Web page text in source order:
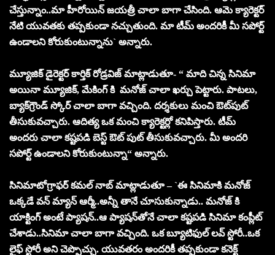
చేస్తున్నాం..మా హీరోయిన్ జ‌య‌త్రీ చాలా బాగా చేసింది. ఆమె క్యారెక్ట‌ర్
నేటి యువ‌త‌కు త‌ప్ప‌కుండా న‌చ్చుతుంది. మా టీమ్ అంద‌రికీ మీ స‌పోర్ట్
ఉండాల‌ని కోరుకుంటున్నాను` అన్నారు.
మ్యూజిక్ డైరెక్ట‌ర్ కార్తిక్ రోడ్ర‌విజ్‌ మాట్లాడుతూ- “ మాది చిన్న సినిమా
అయినా మ్యూజిక్‌, మేకింగ్ కి మ‌నోజ్ చాలా ఖ‌ర్చు పెట్టారు. పాట‌లు,
బ్యాక్‌గ్రౌండ్ స్కోర్ చాలా బాగా వ‌చ్చింది. ద‌ర్శ‌కులు మంచి ఔట్‌పుట్
తీసుకువ‌చ్చారు. ఆదిత్య ఒక మంచి క్యారెక్ట‌ర్లో క‌నిపిస్తారు. టీమ్
అంద‌రు చాలా క‌ష్ట‌ప‌డి బెస్ట్ ఔట్ పుట్ తీసుకువ‌చ్చారు. మీ అంద‌రి
స‌పోర్ట్ ఉండాల‌ని కోరుకుంటున్నా“ అన్నారు.
సినిమాటోగ్రాఫ‌ర్ క‌మ‌ల్ నాబ్‌ మాట్లాడుతూ – `ఈ సినిమాకి మ‌నోజ్
ఒక్క‌డే వ‌న్ మ్యాన్ ఆర్మీ..అన్నీ తానే చూసుకున్నాడు.. మ‌నోజ్ కి
యాక్టింగ్ అంటే ప్యాష‌న్‌..ఆ ప్యాష‌న్‌తోనే చాలా క‌ష్ట‌ప‌డి సినిమా కంప్లీట్
చేశాడు..సినిమా చాలా బాగా వ‌చ్చింది. ఒక బ్యూటిఫుల్ ల‌వ్ స్టోరీ..ఒక
లైఫ్ స్టోరీ అని చెప్పొచ్చు. యువ‌త‌రం అంద‌రికీ త‌ప్ప‌కుండా క‌నెక్ట్